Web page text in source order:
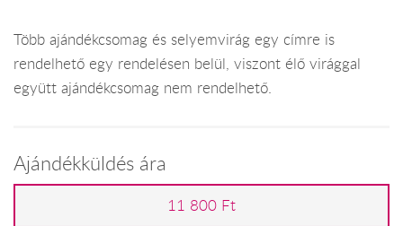
Több ajándékcsomag és selyemvirág egy címre is
rendelhető egy rendelésen belül, viszont élő virággal
együtt ajándékcsomag nem rendelhető.
Ajándékküldés ára
11 800 Ft